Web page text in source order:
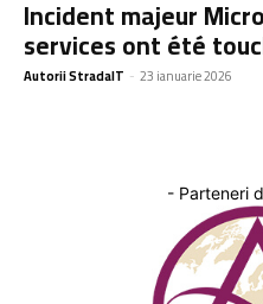
Incident majeur
services ont été
Autorii StradaIT - 23 ianuarie 2026
- Parteneri